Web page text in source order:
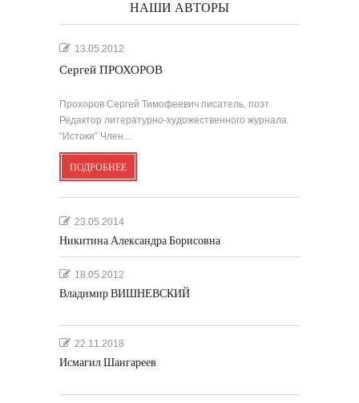
НАШИ АВТОРЫ
13.05.2012
Сергей ПРОХОРОВ
Прохоров Сергей Тимофеевич писатель, поэт
Редактор литературно-художественного журнала
“Истоки” Член…
ПОДРОБНЕЕ
23.05.2014
Никитина Александра Борисовна
18.05.2012
Владимир ВИШНЕВСКИЙ
22.11.2018
Исмагил Шангареев